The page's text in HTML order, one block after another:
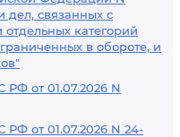
дел, связанных с
категорий
в обороте, и
от 01.07.2026 N
от 01.07.2026 N 24-